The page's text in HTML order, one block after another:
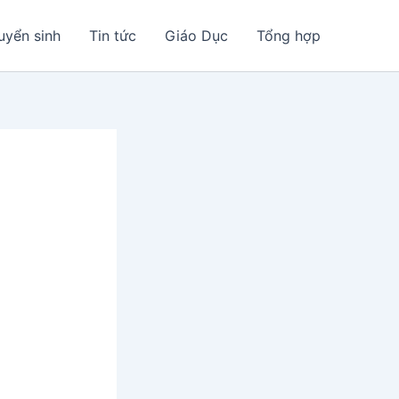
sinh Tin tức Giáo Dục Tổng hợp